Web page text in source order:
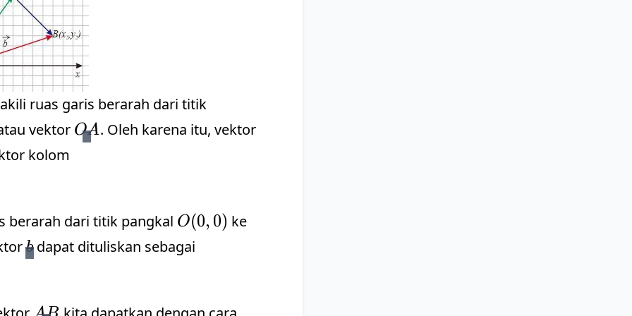
ruas garis berarah dari titik
vektor \vec{OA}
OA. Oleh karena itu, vektor
kolom
berarah dari titik pangkal O(0,
0)
O(0, 0) ke
\vec{b}
bdapat dituliskan sebagai
\vec{AB}